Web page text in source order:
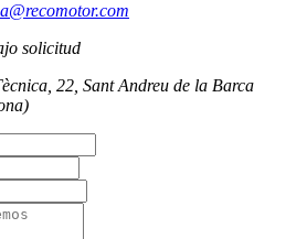
solicitud
22, Sant Andreu de la Barca
)